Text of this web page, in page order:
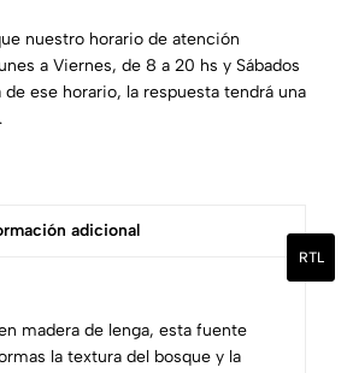
RTL
nuestro horario de atención
a Viernes, de 8 a 20 hs y Sábados
de ese horario, la respuesta tendrá una
adicional
madera de lenga, esta fuente
la textura del bosque y la